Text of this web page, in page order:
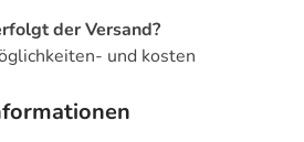
der Versand?
und kosten